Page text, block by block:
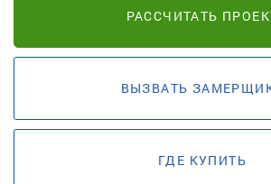
РАССЧИТАТЬ
ВЫЗВАТЬ
ГДЕ КУПИТЬ